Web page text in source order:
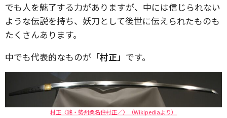
でも人を魅了する力がありますが、中には信じられない
ような伝説を持ち、妖刀として後世に伝えられたものも
たくさんあります。
中でも代表的なものが 「村正」 です。
村正〈銘・勢州桑名住村正／〉（Wikipediaより）